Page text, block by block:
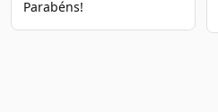
Parabéns!